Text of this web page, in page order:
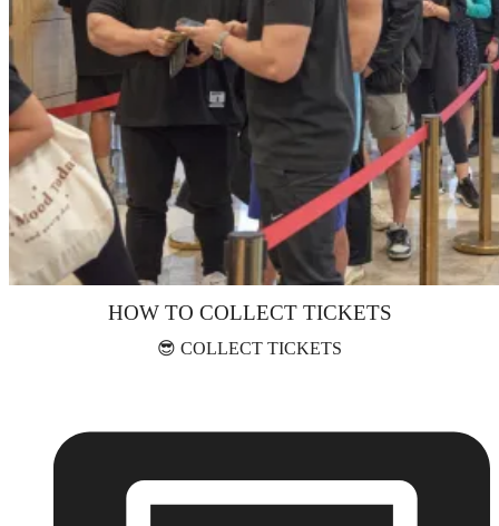
HOW TO COLLECT TICKETS
😎 COLLECT TICKETS